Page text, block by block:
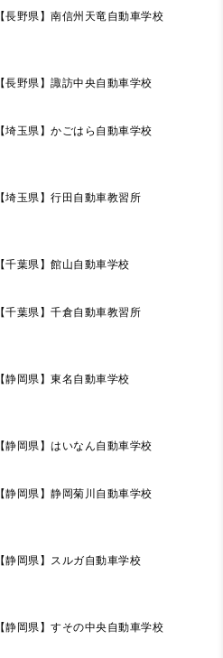
【長野県】南信州天竜自動車学校
【長野県】諏訪中央自動車学校
【埼玉県】かごはら自動車学校
【埼玉県】行田自動車教習所
【千葉県】館山自動車学校
【千葉県】千倉自動車教習所
【静岡県】東名自動車学校
【静岡県】はいなん自動車学校
【静岡県】静岡菊川自動車学校
【静岡県】スルガ自動車学校
【静岡県】すその中央自動車学校